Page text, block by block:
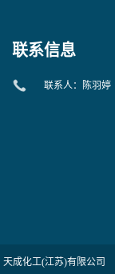
联系信息
联系人：陈羽婷
天成化工(江苏)有限公司